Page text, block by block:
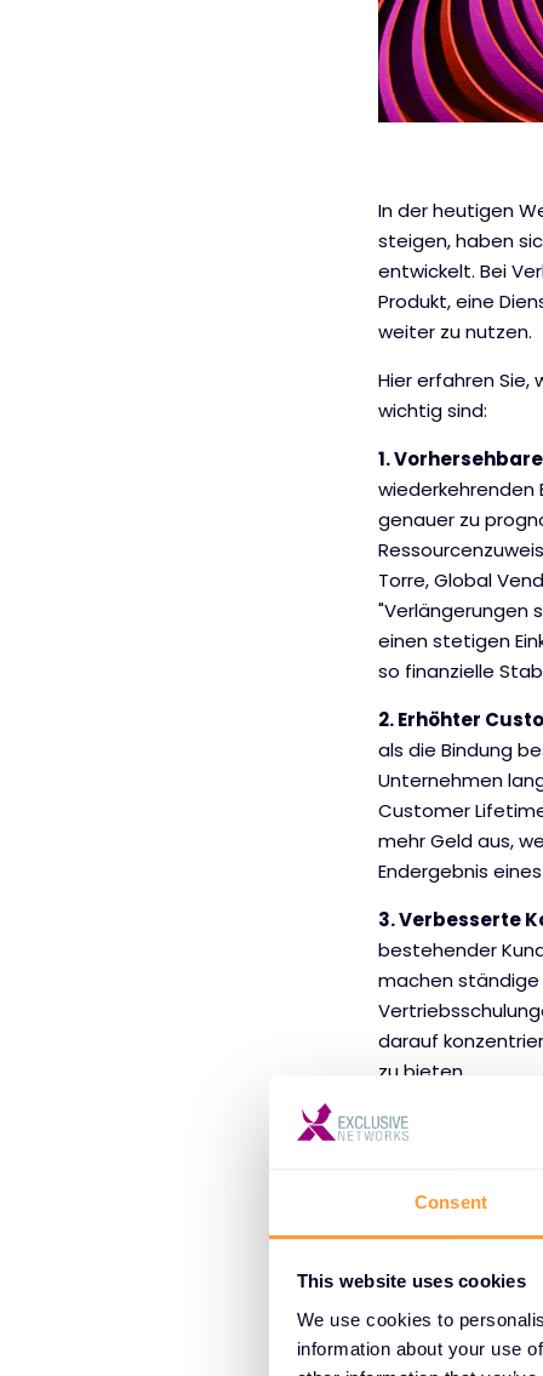
Consent
This website uses cookies
We use cookies to
information about your use
In der heutigen
steigen, haben
entwickelt. Bei
Produkt, eine
weiter zu nutzen.
Hier erfahren
wichtig sind:
1.
wiederkehrenden
genauer zu
Torre, Global
"Verlängerungen
einen stetigen
so finanzielle
2. Erhöhter
als die Bindung
Unternehmen
Customer
mehr Geld aus,
Endergebnis
3. Verbesserte
bestehender
machen ständige
darauf
zu bieten.
4. Förderung der
Kunden
fungieren als
5. Zugang zu
Gelegenheit,
Einblicke in die